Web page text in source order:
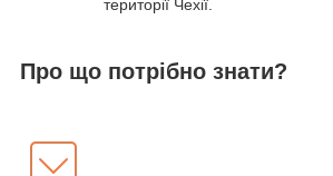
території Чехії.
Про що потрібно знати?